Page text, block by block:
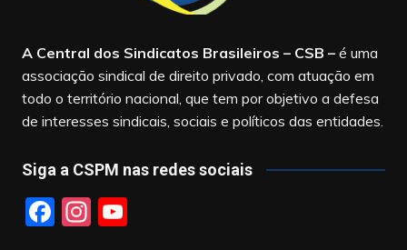
A Central dos Sindicatos Brasileiros – CSB –é uma
associação sindical de direito privado, com atuação em
todo o território nacional, que tem por objetivo a defesa
de interesses sindicais, sociais e políticos das entidades.
Siga a CSPM nas redes sociais
F In Y